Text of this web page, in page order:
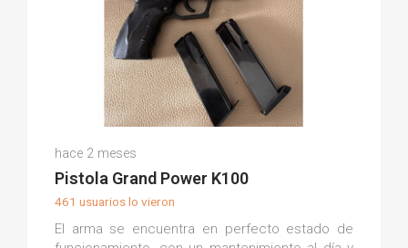
(0)
hace 2 meses
Pistola Grand Power K100
461 usuarios lo vieron
El arma se encuentra en perfecto estado de